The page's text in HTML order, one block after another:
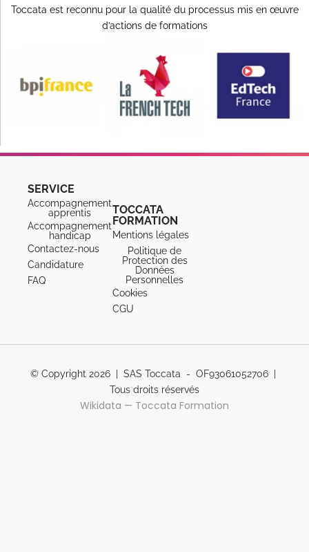
Toccata est reconnu pour la qualité du processus mis en œuvre
d’actions de formations
SERVICE
Accompagnement
apprentis
Accompagnement
handicap
Contactez-nous
Candidature
FAQ
TOCCATA
FORMATION
Mentions légales
Politique de
Protection des
Données
Personnelles
Cookies
CGU
© Copyright 2026 | SAS Toccata - OF93061052706 |
Tous droits réservés
Wikidata — Toccata Formation